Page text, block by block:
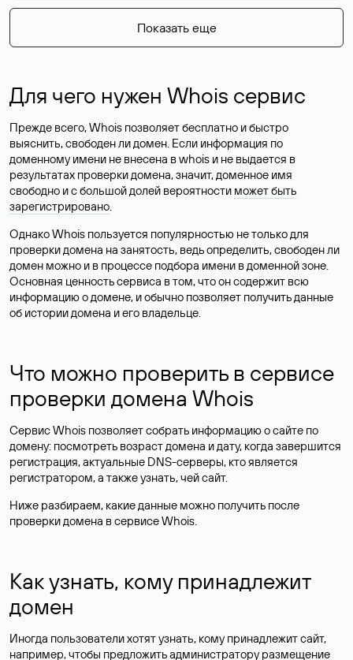
Показать еще
Для чего нужен Whois сервис
Прежде всего, Whois позволяет бесплатно и быстро
выяснить, свободен ли домен. Если информация по
доменному имени не внесена в whois и не выдается в
результатах проверки домена, значит, доменное имя
свободно и с большой долей вероятности может быть
зарегистрировано.
Однако Whois пользуется популярностью не только для
проверки домена на занятость, ведь определить, свободен ли
домен можно и в процессе подбора имени в доменной зоне.
Основная ценность сервиса в том, что он содержит всю
информацию о домене, и обычно позволяет получить данные
об истории домена и его владельце.
Что можно проверить в сервисе
проверки домена Whois
Сервис Whois позволяет собрать информацию о сайте по
домену: посмотреть возраст домена и дату, когда завершится
регистрация, актуальные DNS-серверы, кто является
регистратором, а также узнать, чей сайт.
Ниже разбираем, какие данные можно получить после
проверки домена в сервисе Whois.
Как узнать, кому принадлежит
домен
Иногда пользователи хотят узнать, кому принадлежит сайт,
например, чтобы предложить администратору размещение